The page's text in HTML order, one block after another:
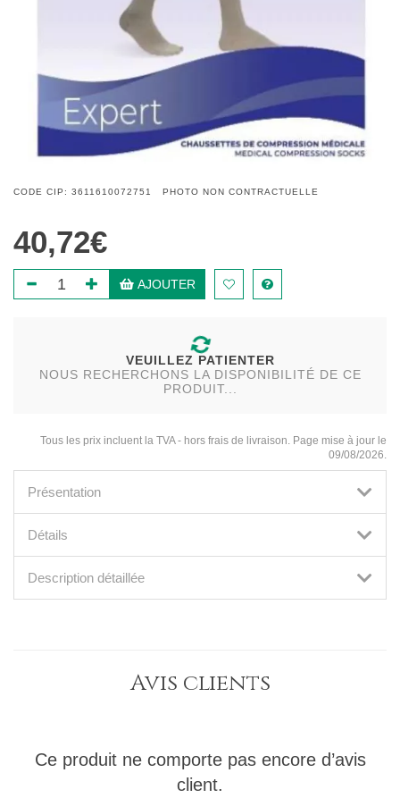
CODE CIP: 3611610072751 PHOTO NON CONTRACTUELLE
40,72€
AJOUTER
VEUILLEZ PATIENTER
NOUS RECHERCHONS LA DISPONIBILITÉ DE CE
PRODUIT...
Tous les prix incluent la TVA - hors frais de livraison. Page mise à jour le
09/08/2026.
Présentation
Détails
Description détaillée
Avis clients
Ce produit ne comporte pas encore d’avis
client.